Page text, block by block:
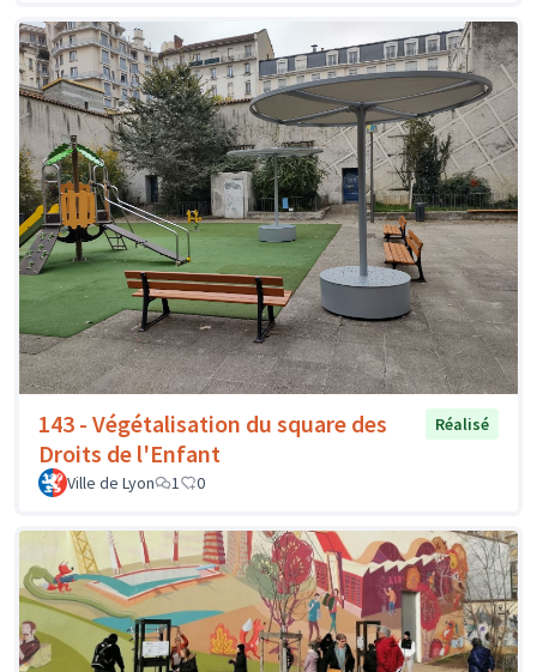
143 - Végétalisation du square des
Droits de l'Enfant
Réalisé
Ville de Lyon 1 0